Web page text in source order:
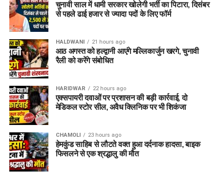
चुनावी साल में धामी सरकार खोलेगी भर्ती का पिटारा, दिसंबर
से पहले ढाई हजार से ज्यादा पदों के लिए फॉर्म
HALDWANI 21 hours ago
आठ अगस्त को हल्द्वानी आएंगे मल्लिकार्जुन खरगे, चुनावी
रैली को करेंगे संबोधित
HARIDWAR 22 hours ago
एक्सपायरी दवाओं पर प्रशासन की बड़ी कार्रवाई, दो
मेडिकल स्टोर सील, अवैध क्लिनिक पर भी शिकंजा
CHAMOLI 23 hours ago
हेमकुंड साहिब से लौटते वक्त हुआ दर्दनाक हादसा, बाइक
फिसलने से एक श्रद्धालु की मौत